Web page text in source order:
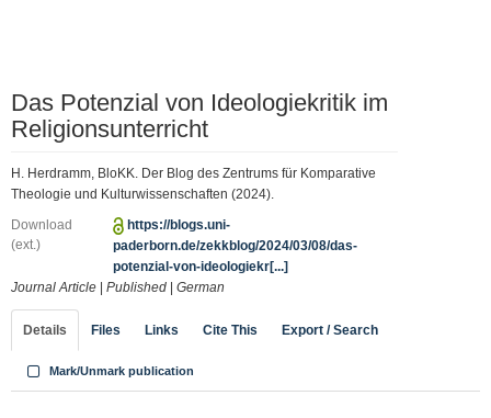
Das Potenzial von Ideologiekritik im
Religionsunterricht
H. Herdramm, BloKK. Der Blog des Zentrums für Komparative
Theologie und Kulturwissenschaften (2024).
Download
(ext.)
https://blogs.uni-
paderborn.de/zekkblog/2024/03/08/das-
potenzial-von-ideologiekr[...]
Journal Article
Published German
Details Files Links Cite This Export / Search
Mark/Unmark publication